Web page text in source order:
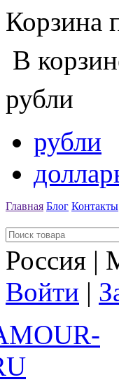
Корзина
В
рубли
рубли
Главная Блог Контакты
Россия |
Войти |